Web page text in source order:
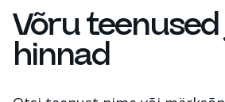
Võru teenused
hinnad